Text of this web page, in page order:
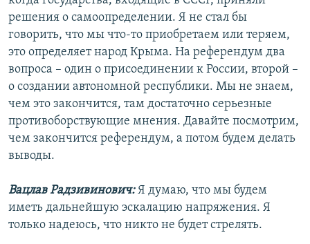
решения о самоопределении. Я не стал бы
говорить, что мы что-то приобретаем или теряем,
это определяет народ Крыма. На референдум два
вопроса – один о присоединении к России, второй –
о создании автономной республики. Мы не знаем,
чем это закончится, там достаточно серьезные
противоборствующие мнения. Давайте посмотрим,
чем закончится референдум, а потом будем делать
выводы.
Вацлав Радзивинович:Я думаю, что мы будем
иметь дальнейшую эскалацию напряжения. Я
только надеюсь, что никто не будет стрелять.